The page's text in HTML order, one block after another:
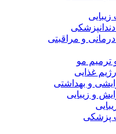
و مراقبتی
مو
غذایی
و بهداشتی
و زیبایی
پزشکی